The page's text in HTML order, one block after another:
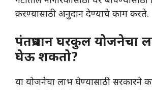
करण्यासाठी अनुदान देण्याचे काम करते.
पंतप्रधान घरकुल योजनेचा
घेऊ शकतो?
या योजनेचा लाभ घेण्यासाठी सरकारने